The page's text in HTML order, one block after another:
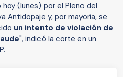
(lunes) por el Pleno del
Antidopaje y, por mayoría, se
un intento de violación de
", indicó la corte en un